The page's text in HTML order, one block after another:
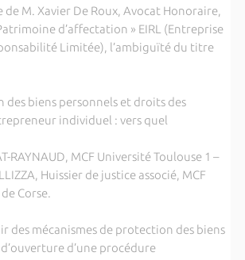
de M. Xavier De Roux, Avocat Honoraire,
d’affectation » EIRL (Entreprise
Limitée), l’ambiguïté du titre
des biens personnels et droits des
individuel : vers quel
RAYNAUD, MCF Université Toulouse 1 –
Huissier de justice associé, MCF
Corse.
des mécanismes de protection des biens
d’une procédure